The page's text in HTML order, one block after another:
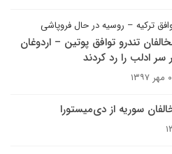
ترکیه – روسیه در حال فروپاشی
تندرو توافق پوتین – اردوغان
سر ادلب را رد کردند
سوریه از دی‌میستورا